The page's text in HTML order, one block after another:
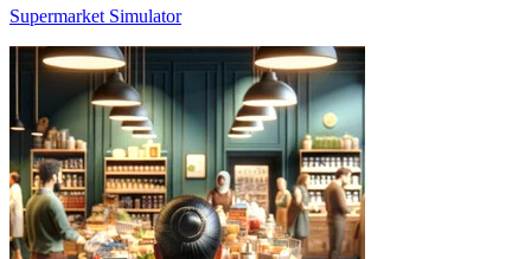
Supermarket Simulator